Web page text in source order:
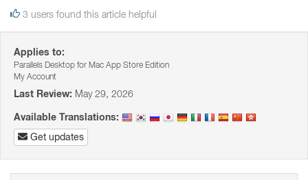
3 users found this article helpful
Applies to:
Parallels Desktop for Mac App Store Edition
My Account
Last Review: May 29, 2026
Available Translations:
Get updates